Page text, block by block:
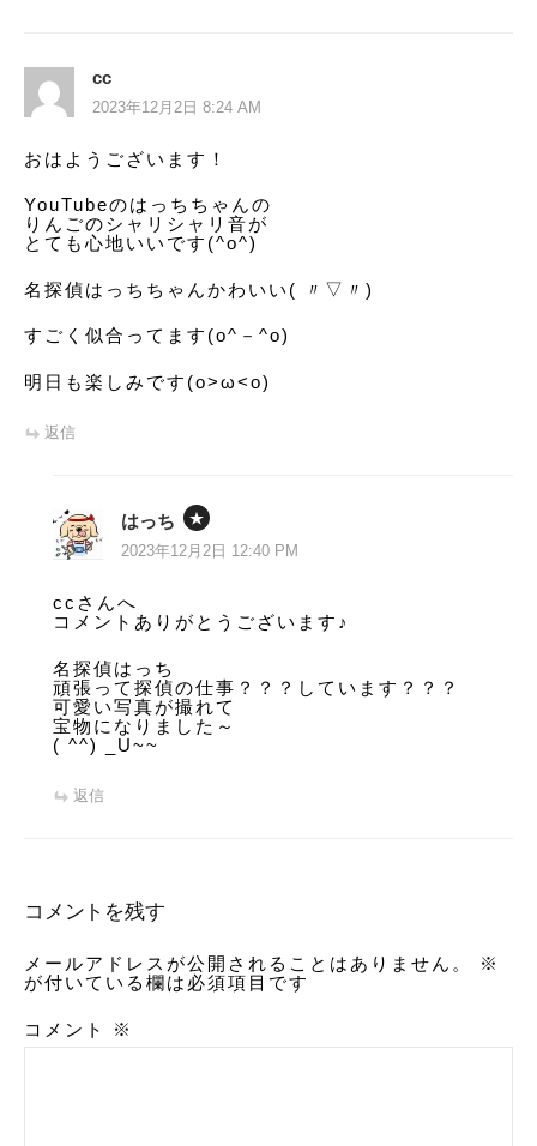
cc
2023年12月2日 8:24 AM
おはようございます！
YouTubeのはっちちゃんの
りんごのシャリシャリ音が
とても心地いいです(^o^)
名探偵はっちちゃんかわいい( 〃▽〃)
すごく似合ってます(o^－^o)
明日も楽しみです(o>ω<o)
返信
はっち
2023年12月2日 12:40 PM
ccさんへ
コメントありがとうございます♪
名探偵はっち
頑張って探偵の仕事？？？しています？？？
可愛い写真が撮れて
宝物になりました～
( ^^) _U~~
返信
コメントを残す
メールアドレスが公開されることはありません。
※
が付いている欄は必須項目です
コメント ※